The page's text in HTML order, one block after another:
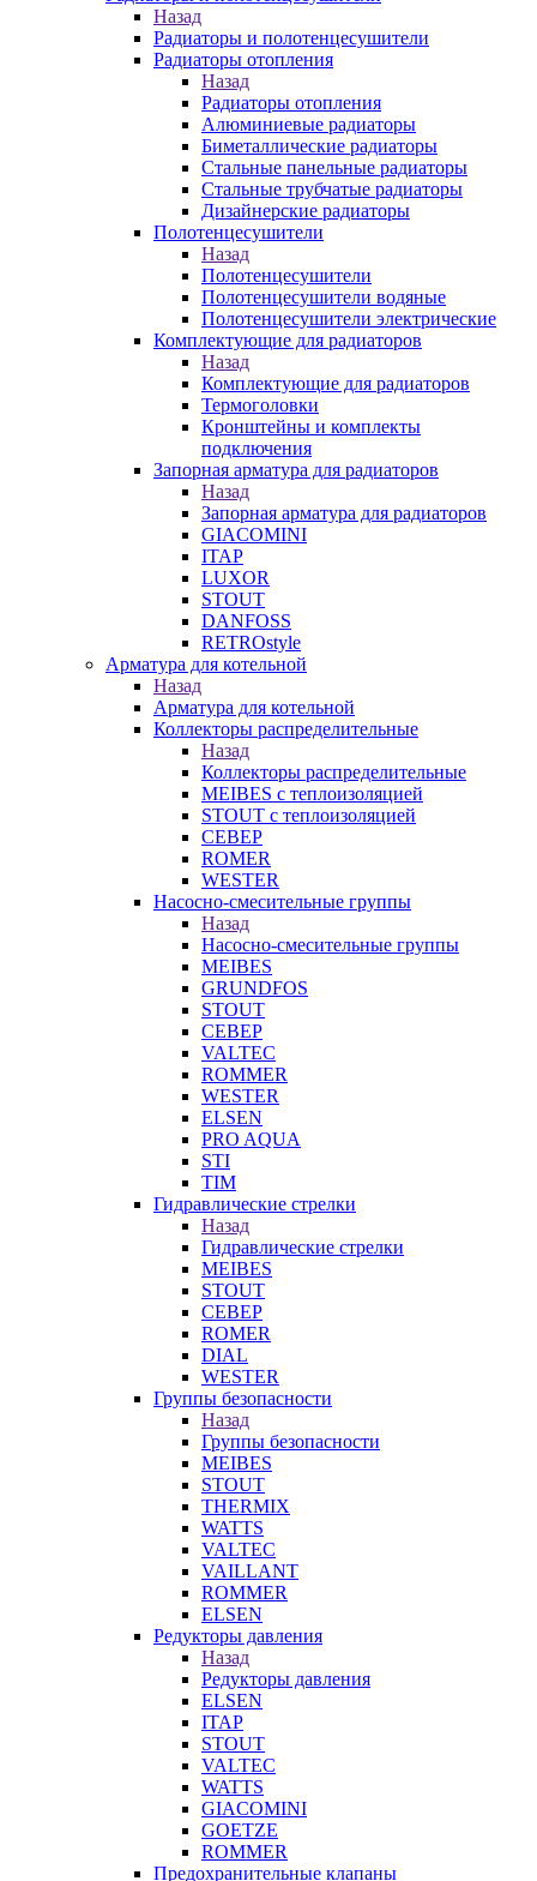
Назад
Радиаторы и полотенцесушители
Радиаторы отопления
Назад
Радиаторы отопления
Алюминиевые радиаторы
Биметаллические радиаторы
Стальные панельные радиаторы
Стальные трубчатые радиаторы
Дизайнерские радиаторы
Полотенцесушители
Назад
Полотенцесушители
Полотенцесушители водяные
Полотенцесушители электрические
Комплектующие для радиаторов
Назад
Комплектующие для радиаторов
Термоголовки
Кронштейны и комплекты
подключения
Запорная арматура для радиаторов
Назад
Запорная арматура для радиаторов
GIACOMINI
ITAP
LUXOR
STOUT
DANFOSS
RETROstyle
Арматура для котельной
Назад
Арматура для котельной
Коллекторы распределительные
Назад
Коллекторы распределительные
MEIBES с теплоизоляцией
STOUT с теплоизоляцией
СЕВЕР
ROMER
WESTER
Насосно-смесительные группы
Назад
Насосно-смесительные группы
MEIBES
GRUNDFOS
STOUT
СЕВЕР
VALTEC
ROMMER
WESTER
ELSEN
PRO AQUA
STI
TIM
Гидравлические стрелки
Назад
Гидравлические стрелки
MEIBES
STOUT
СЕВЕР
ROMER
DIAL
WESTER
Группы безопасности
Назад
Группы безопасности
MEIBES
STOUT
THERMIX
WATTS
VALTEC
VAILLANT
ROMMER
ELSEN
Редукторы давления
Назад
Редукторы давления
ELSEN
ITAP
STOUT
VALTEC
WATTS
GIACOMINI
GOETZE
ROMMER
Предохранительные клапаны